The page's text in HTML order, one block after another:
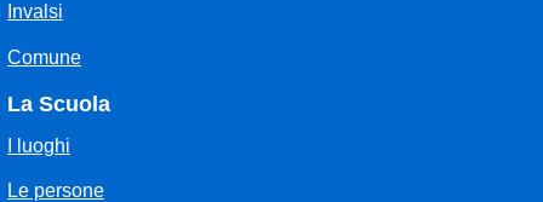
Invalsi
Comune
La Scuola
I luoghi
Le persone